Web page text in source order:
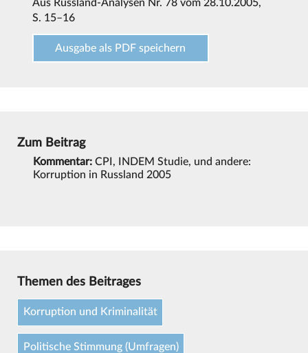
Aus Russland-Analysen Nr. 78 vom 28.10.2005,
S. 15–16
Ausgabe als PDF speichern
Zum Beitrag
Kommentar: CPI, INDEM Studie, und andere:
Korruption in Russland 2005
Themen des Beitrages
Korruption und Kriminalität
Politische Stimmung (Umfragen)